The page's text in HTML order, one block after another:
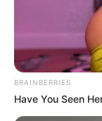
BRAINBERRIES
Have You Seen